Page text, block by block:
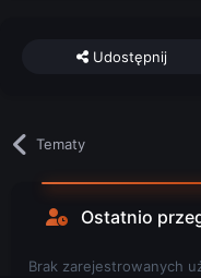
Udostępnij
Tematy
Ostatnio
Brak zarejestrowanych